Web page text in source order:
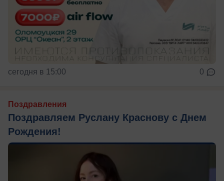
сегодня в 15:00 0
Поздравления
Поздравляем Руслану Краснову с Днем
Рождения!